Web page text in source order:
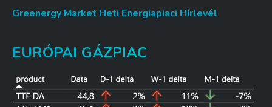
Greenergy Market Heti Energiapiaci Hírlevél
EURÓPAI GÁZPIAC